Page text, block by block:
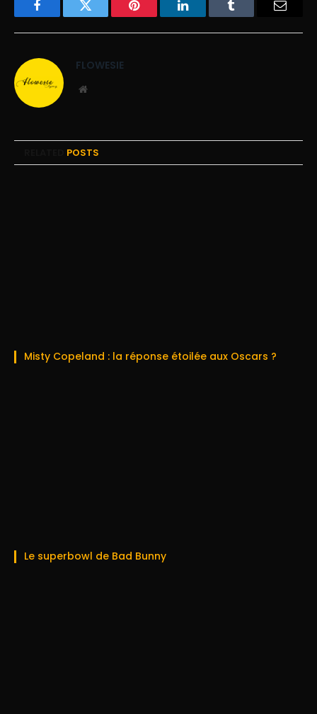
FacebookTwitter Pinterest LinkedInTumblr
FLOWESIE
Website
POSTS
Misty Copeland : la réponse étoilée aux Oscars ?
Le superbowl de Bad Bunny